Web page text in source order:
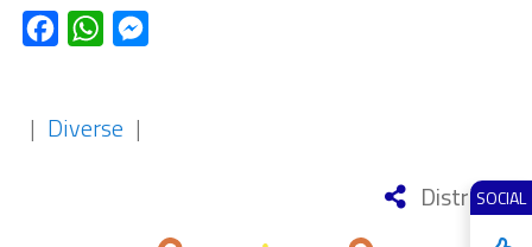
SOCIAL
FacebookWhatsApp
| Diverse |
Distribuie